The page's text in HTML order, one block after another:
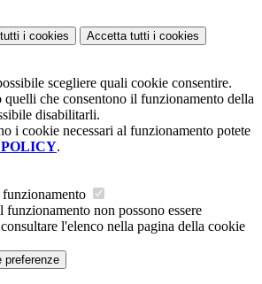
i cookies Accetta tutti i cookies
scegliere quali cookie consentire.
quelli che consentono il funzionamento della
disabilitarli.
i cookie necessari al funzionamento potete
.
funzionamento non possono essere
l'elenco nella pagina della cookie
preferenze